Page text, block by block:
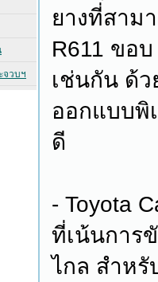
ยางที่สาม
R611 ขอ
เช่นกัน ด้
ออกแบบพิ
ดี
- Toyota
ที่เน้นการ
ไกล สำหรั